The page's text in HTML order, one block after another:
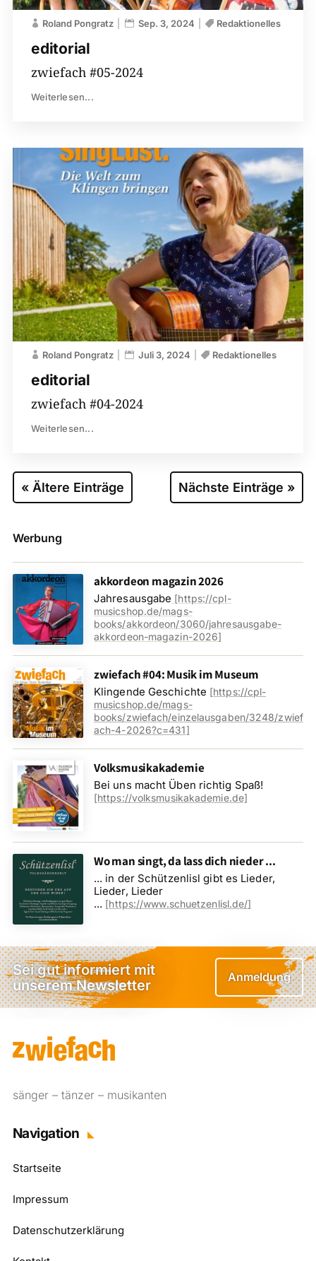
editorial
Roland Pongratz Sep. 3, 2024 Redaktionelles
zwiefach #05-2024
Weiterlesen...
editorial
Roland Pongratz Juli 3, 2024 Redaktionelles
zwiefach #04-2024
Weiterlesen...
« Ältere Einträge Nächste Einträge »
Werbung
akkordeon magazin 2026
Jahresausgabe [https://cpl-
musicshop.de/mags-
books/akkordeon/3060/jahresausgabe-
akkordeon-magazin-2026]
zwiefach #04: Musik im Museum
Klingende Geschichte [https://cpl-
musicshop.de/mags-
books/zwiefach/einzelausgaben/3248/zwief
ach-4-2026?c=431]
Volksmusikakademie
Bei uns macht Üben richtig Spaß!
[https://volksmusikakademie.de]
Wo man singt, da lass dich nieder ...
... in der Schützenlisl gibt es Lieder,
Lieder, Lieder
... [https://www.schuetzenlisl.de/]
Sei gut informiert mit
unserem Newsletter
Anmeldung
sänger – tänzer – musikanten
Navigation
Startseite
Impressum
Datenschutzerklärung